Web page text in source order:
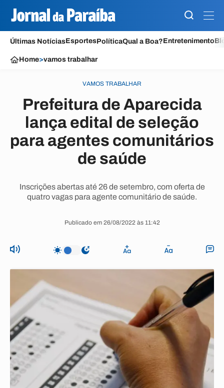
Últimas NotíciasEsportesPolíticaQual a Boa?Entretenimento
Home>vamos trabalhar
VAMOS TRABALHAR
Prefeitura de Aparecida
lança edital de seleção
para agentes comunitários
de saúde
Inscrições abertas até 26 de setembro, com oferta de
quatro vagas para agente comunitário de saúde.
Publicado em 26/08/2022 às 11:42